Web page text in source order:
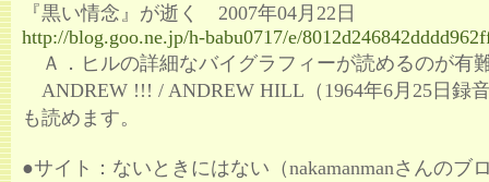
『黒い情念』が逝く 2007年04月22日
http://blog.goo.ne.jp/h-babu0717/e/
Ａ．ヒルの詳細なバイグラフィーが読めるのが有
ANDREW !!! / ANDREW HILL（1964年6月25日録
も読めます。
●サイト：ないときにはない（nakamanmanさんのブ